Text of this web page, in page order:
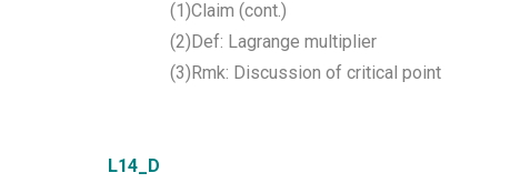
(1)Claim (cont.)
(2)Def: Lagrange multiplier
(3)Rmk: Discussion of critical point
L14_D